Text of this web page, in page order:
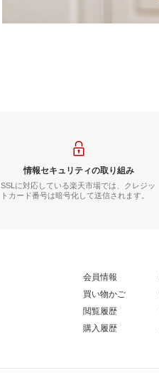
情報セキュリティの取り組み
SSLに対応している楽天市場では、クレジッ
トカード番号は暗号化して送信されます。
会員情報
買い物かご
閲覧履歴
購入履歴